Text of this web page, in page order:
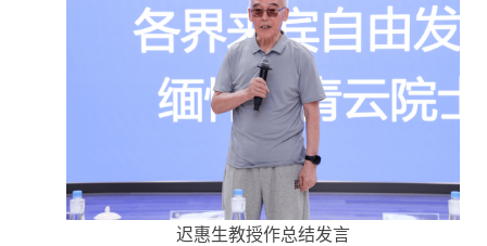
迟惠生教授作总结发言